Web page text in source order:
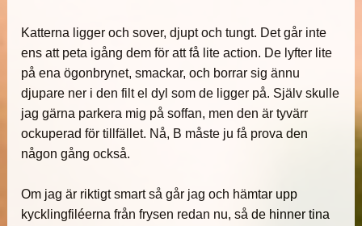
Katterna ligger och sover, djupt och tungt. Det går inte
ens att peta igång dem för att få lite action. De lyfter lite
på ena ögonbrynet, smackar, och borrar sig ännu
djupare ner i den filt el dyl som de ligger på. Själv skulle
jag gärna parkera mig på soffan, men den är tyvärr
ockuperad för tillfället. Nå, B måste ju få prova den
någon gång också.
Om jag är riktigt smart så går jag och hämtar upp
kycklingfiléerna från frysen redan nu, så de hinner tina